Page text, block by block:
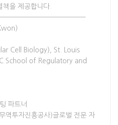
을 제공합니다.
Cell Biology), St. Louis
School of Regulatory and
파트너
역투자진흥공사)글로벌 전문 자